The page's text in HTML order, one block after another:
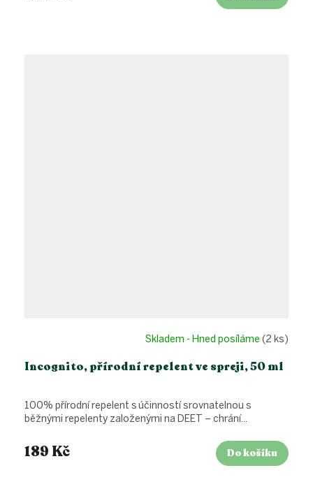
Incognito, přírodní repelent ve spreji, 50 ml
Skladem - Hned posíláme (2 ks)
189 Kč Do košíku
100% přírodní repelent s účinností srovnatelnou s
běžnými repelenty založenými na DEET – chrání...